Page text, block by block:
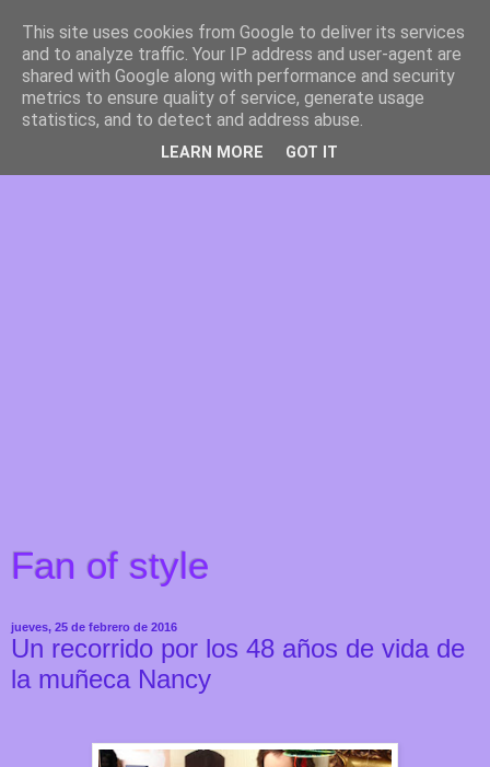
Fan of style
jueves, 25 de febrero de 2016
Un recorrido por los 48 años de vida de
la muñeca Nancy
This site uses cookies from Google to deliver its services
and to analyze traffic. Your IP address and user-agent are
shared with Google along with performance and security
metrics to ensure quality of service, generate usage
statistics, and to detect and address abuse.
LEARN MORE GOT IT